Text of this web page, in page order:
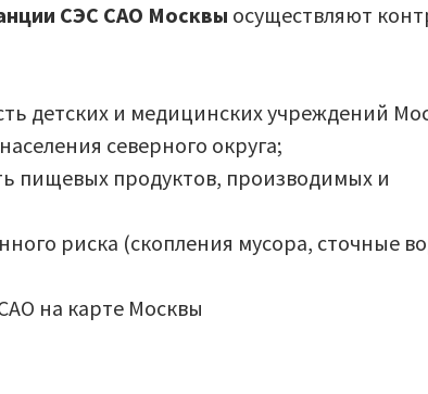
СЭС САО Москвы осуществляют
детских и медицинских учреждений
северного округа;
пищевых продуктов, производимых и
риска (скопления мусора, сточные